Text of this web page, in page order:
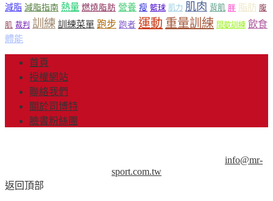
減脂 減脂指南 熱量 燃燒脂肪 營養 瘦 籃球 肌力 肌肉 背肌 胖 脂肪 腹
肌 裁判 訓練 訓練菜單 跑步 跑者 運動 重量訓練 間歇訓練 飲食
體能
首頁
授權網站
聯絡我們
關於司博特
臉書粉絲團
info@mr-
sport.com.tw
返回頂部